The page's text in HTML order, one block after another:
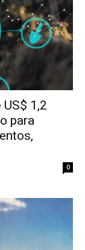
1,2
para
0